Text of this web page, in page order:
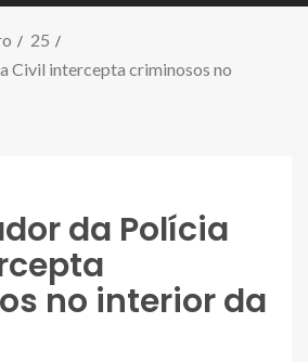
25
Civil intercepta criminosos no
da Polícia
no interior da